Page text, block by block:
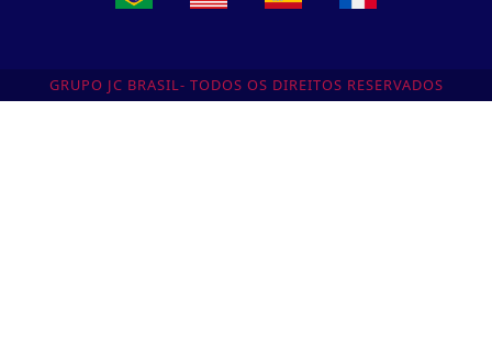
GRUPO JC BRASIL- TODOS OS DIREITOS RESERVADOS